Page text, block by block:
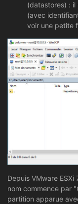
(datastores) :
(avec
voir une petite
Depuis VMware
nom commence par
partition apparue